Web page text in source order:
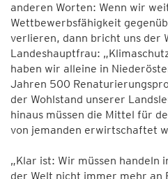
anderen Worten: Wenn wir
Wettbewerbsfähigkeit
verlieren, dann bricht uns der
Landeshauptfrau:
haben wir alleine in
Jahren 500
der Wohlstand unserer
hinaus müssen die Mittel für
von jemanden erwirtschaftet
„Klar ist: Wir müssen handeln
der Welt nicht immer mehr an